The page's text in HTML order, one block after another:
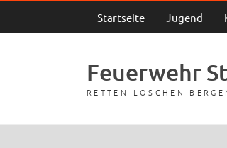
Startseite Jugend
Feuerwehr
RETTEN-LÖSCHEN-